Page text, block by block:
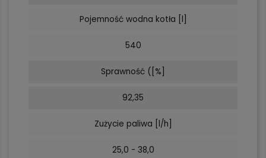
Pojemność wodna kotła [l]
540
Sprawność ([%]
92,35
Zużycie paliwa [l/h]
25,0 - 38,0